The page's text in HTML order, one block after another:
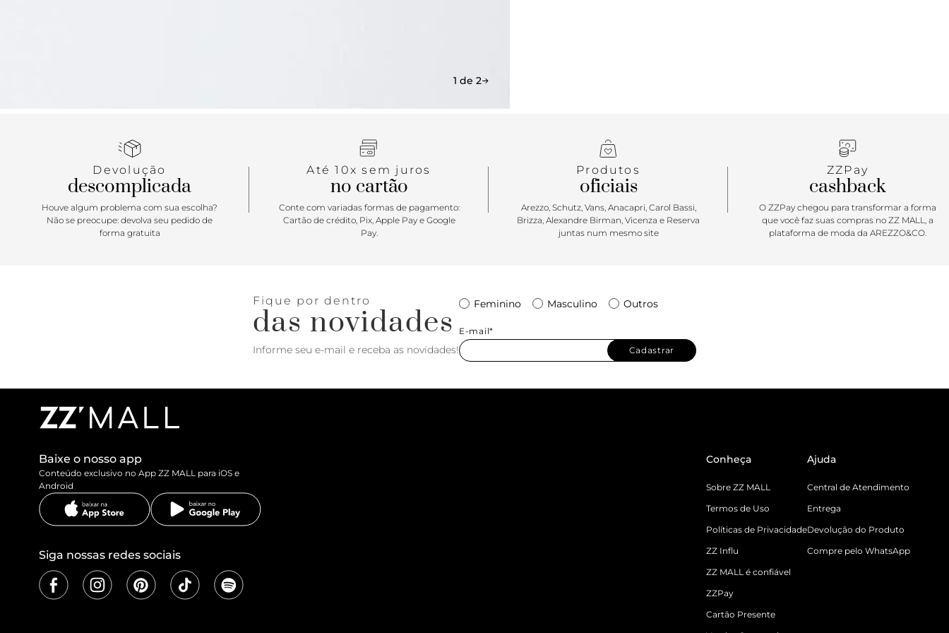
1 de 2
Devolução
descomplicada
Houve algum problema com sua escolha?
Não se preocupe: devolva seu pedido de
forma gratuita
Até 10x sem juros
no cartão
Conte com variadas formas de pagamento:
Cartão de crédito, Pix, Apple Pay e Google
Pay.
Produtos
oficiais
Arezzo, Schutz, Vans, Anacapri, Carol Bassi,
Brizza, Alexandre Birman, Vicenza e Reserva
juntas num mesmo site
ZZPay
cashback
O ZZPay chegou para transformar a forma
que você faz suas compras no ZZ MALL, a
plataforma de moda da AREZZO&CO.
Fique por dentro
das novidades
Informe seu e-mail e receba as novidades!
Feminino Masculino Outros
E-mail*
Cadastrar
Baixe o nosso app
Conteúdo exclusivo no App ZZ MALL para iOS e
Android
Siga nossas redes sociais
Conheça
Sobre ZZ MALL
Termos de Uso
Políticas de Privacidade
ZZ Influ
ZZ MALL é confiável
ZZPay
Cartão Presente
Ajuda
Central de Atendimento
Entrega
Devolução do Produto
Compre pelo WhatsApp